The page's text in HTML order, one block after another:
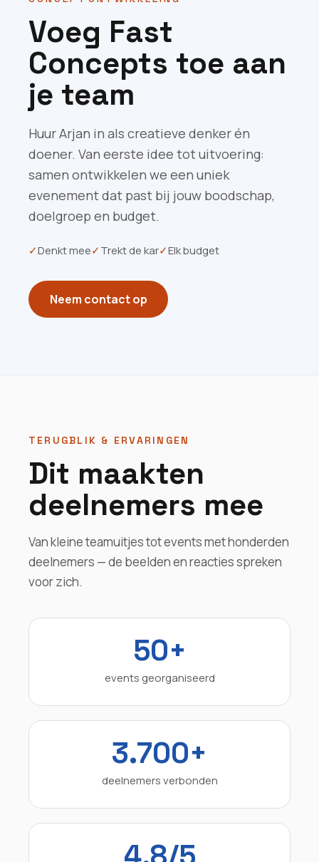
Voeg Fast
Concepts toe aan
je team
Huur Arjan in als creatieve denker én
doener. Van eerste idee tot uitvoering:
samen ontwikkelen we een uniek
evenement dat past bij jouw boodschap,
doelgroep en budget.
✓Denkt mee✓Trekt de kar✓Elk budget
Neem contact op
TERUGBLIK & ERVARINGEN
Dit maakten
deelnemers mee
Van kleine teamuitjes tot events met honderden
deelnemers — de beelden en reacties spreken
voor zich.
50+
events georganiseerd
3.700+
deelnemers verbonden